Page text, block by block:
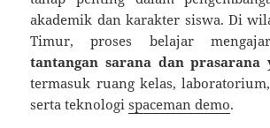
akademik dan karakter siswa. Di
Timur, proses belajar
tantangan sarana dan prasarana
termasuk ruang kelas,
serta teknologispaceman demo.